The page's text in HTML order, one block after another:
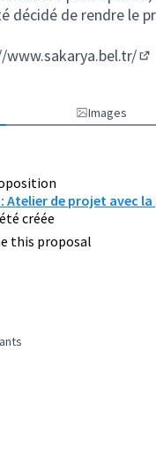
décidé de rendre le
Images
Atelier de projet avec
créée
this proposal
habitants